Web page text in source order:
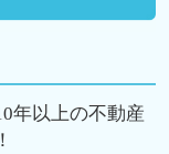
年以上の不動産